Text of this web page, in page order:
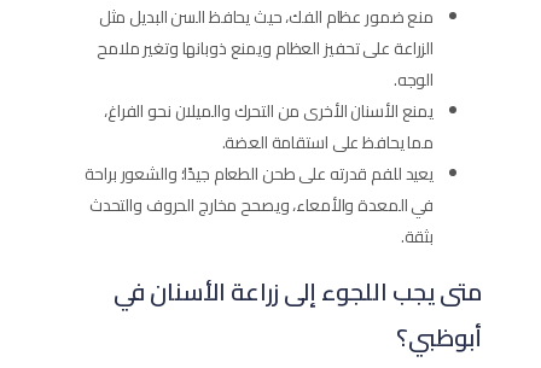
منع ضمور عظام الفك، حيث يحافظ السن البديل مثل
الزراعة على تحفيز العظام ويمنع ذوبانها وتغير ملامح
الوجه.
يمنع الأسنان الأخرى من التحرك والميلان نحو الفراغ،
مما يحافظ على استقامة العضة.
يعيد للفم قدرته على طحن الطعام جيدًا؛ والشعور براحة
في المعدة والأمعاء، ويصحح مخارج الحروف والتحدث
بثقة.
متى يجب اللجوء إلى زراعة الأسنان في
أبوظبي؟